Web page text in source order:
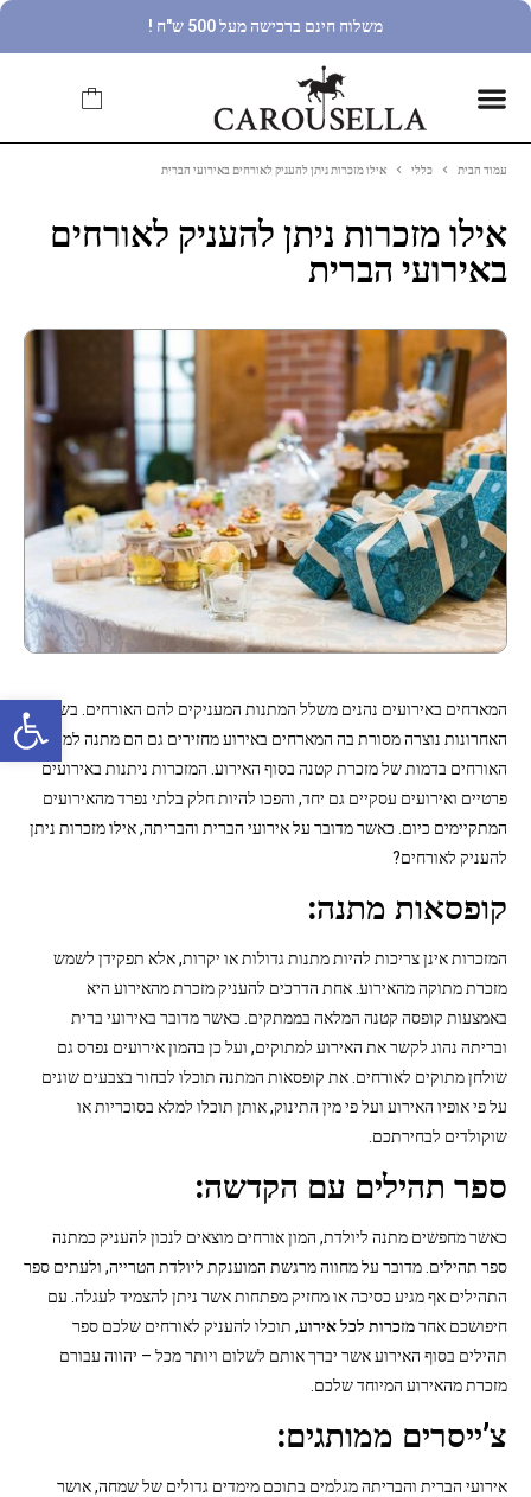
פתח סרגל נגישות
משלוח חינם ברכישה מעל 500 ש"ח !
עמוד הבית כללי אילו מזכרות ניתן להעניק לאורחים באירועי הברית
אילו מזכרות ניתן להעניק לאורחים
באירועי הברית
המארחים באירועים נהנים משלל המתנות המעניקים להם האורחים. בשנים
האחרונות נוצרה מסורת בה המארחים באירוע מחזירים גם הם מתנה למיטב
האורחים בדמות של מזכרת קטנה בסוף האירוע. המזכרות ניתנות באירועים
פרטיים ואירועים עסקיים גם יחד, והפכו להיות חלק בלתי נפרד מהאירועים
המתקיימים כיום. כאשר מדובר על אירועי הברית והבריתה, אילו מזכרות ניתן
להעניק לאורחים?
קופסאות מתנה:
המזכרות אינן צריכות להיות מתנות גדולות או יקרות, אלא תפקידן לשמש
מזכרת מתוקה מהאירוע. אחת הדרכים להעניק מזכרת מהאירוע היא
באמצעות קופסה קטנה המלאה בממתקים. כאשר מדובר באירועי ברית
ובריתה נהוג לקשר את האירוע למתוקים, ועל כן בהמון אירועים נפרס גם
שולחן מתוקים לאורחים. את קופסאות המתנה תוכלו לבחור בצבעים שונים
על פי אופיו האירוע ועל פי מין התינוק, אותן תוכלו למלא בסוכריות או
שוקולדים לבחירתכם.
ספר תהילים עם הקדשה:
כאשר מחפשים מתנה ליולדת, המון אורחים מוצאים לנכון להעניק כמתנה
ספר תהילים. מדובר על מחווה מרגשת המוענקת ליולדת הטרייה, ולעתים ספר
התהילים אף מגיע כסיכה או מחזיק מפתחות אשר ניתן להצמיד לעגלה. עם
חיפושכם אחרמזכרות לכל אירוע, תוכלו להעניק לאורחים שלכם ספר
תהילים בסוף האירוע אשר יברך אותם לשלום ויותר מכל – יהווה עבורם
מזכרת מהאירוע המיוחד שלכם.
צ’ייסרים ממותגים:
אירועי הברית והבריתה מגלמים בתוכם מימדים גדולים של שמחה, אושר